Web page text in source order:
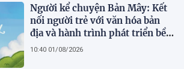
Người kể chuyện Bản Mây: Kết
nối người trẻ với văn hóa bản
địa và hành trình phát triển bền
vững tại Tả Lèng
10:40 01/08/2026